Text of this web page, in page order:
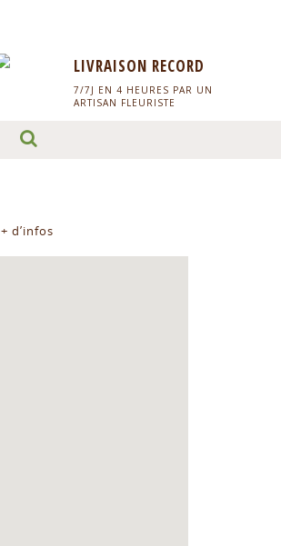
LIVRAISON RECORD
7/7J EN 4 HEURES PAR UN
ARTISAN FLEURISTE
+ d’infos